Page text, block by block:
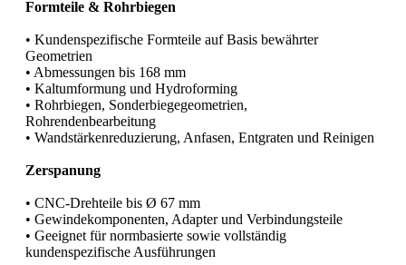
Formteile & Rohrbiegen
• Kundenspezifische Formteile auf Basis bewährter
Geometrien
• Abmessungen bis 168 mm
• Kaltumformung und Hydroforming
• Rohrbiegen, Sonderbiegegeometrien,
Rohrendenbearbeitung
• Wandstärkenreduzierung, Anfasen, Entgraten und Reinigen
Zerspanung
• CNC-Drehteile bis Ø 67 mm
• Gewindekomponenten, Adapter und Verbindungsteile
• Geeignet für normbasierte sowie vollständig
kundenspezifische Ausführungen